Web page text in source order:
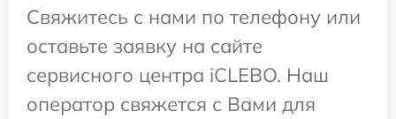
Свяжитесь с нами по телефону или
оставьте заявку на сайте
сервисного центра iCLEBO. Наш
оператор свяжется с Вами для